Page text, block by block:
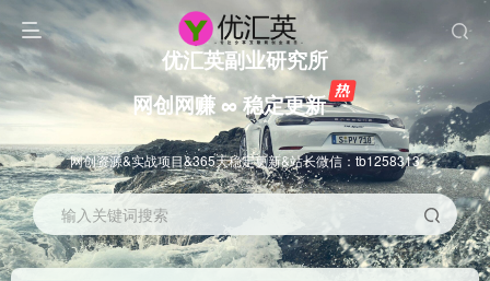
优汇英副业研究所
网创网赚 ∞ 稳定更新
网创资源&实战项目&365天稳定更新&站长微信：tb1258313
输入关键词搜索